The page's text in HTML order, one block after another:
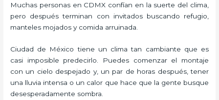
Muchas personas en CDMX confían en la suerte del clima,
pero después terminan con invitados buscando refugio,
manteles mojados y comida arruinada.
Ciudad de México tiene un clima tan cambiante que es
casi imposible predecirlo. Puedes comenzar el montaje
con un cielo despejado y, un par de horas después, tener
una lluvia intensa o un calor que hace que la gente busque
desesperadamente sombra.